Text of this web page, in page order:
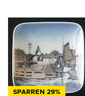
SPARREN 29%